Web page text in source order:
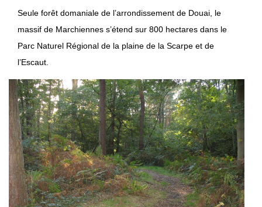
Seule forêt domaniale de l’arrondissement de Douai, le
massif de Marchiennes s’étend sur 800 hectares dans le
Parc Naturel Régional de la plaine de la Scarpe et de
l’Escaut.